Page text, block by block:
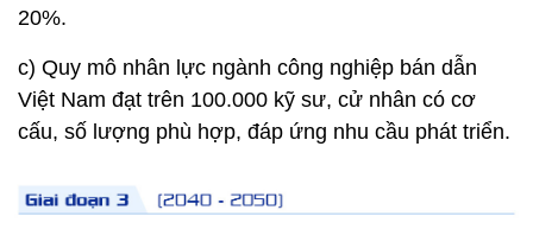
20%.
c) Quy mô nhân lực ngành công nghiệp bán dẫn
Việt Nam đạt trên 100.000 kỹ sư, cử nhân có cơ
cấu, số lượng phù hợp, đáp ứng nhu cầu phát triển.